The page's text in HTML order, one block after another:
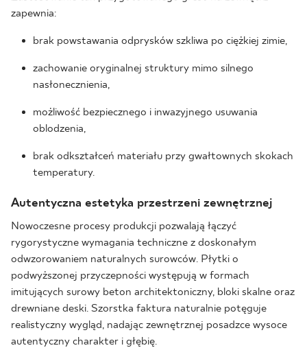
zapewnia:
brak powstawania odprysków szkliwa po ciężkiej zimie,
zachowanie oryginalnej struktury mimo silnego
nasłonecznienia,
możliwość bezpiecznego i inwazyjnego usuwania
oblodzenia,
brak odkształceń materiału przy gwałtownych skokach
temperatury.
Autentyczna estetyka przestrzeni zewnętrznej
Nowoczesne procesy produkcji pozwalają łączyć
rygorystyczne wymagania techniczne z doskonałym
odwzorowaniem naturalnych surowców. Płytki o
podwyższonej przyczepności występują w formach
imitujących surowy beton architektoniczny, bloki skalne oraz
drewniane deski. Szorstka faktura naturalnie potęguje
realistyczny wygląd, nadając zewnętrznej posadzce wysoce
autentyczny charakter i głębię.